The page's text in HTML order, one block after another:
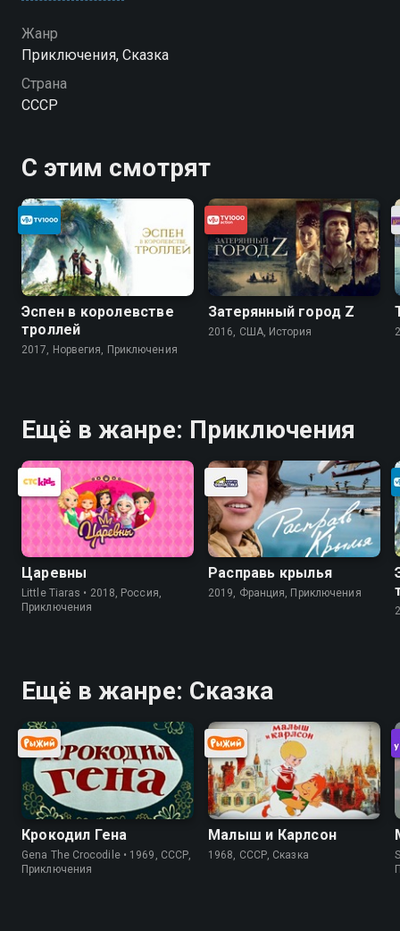
Жанр
Приключения, Сказка
Страна
СССР
С этим смотрят
Эспен в королевстве
троллей
2017, Норвегия, Приключения
Затерянный город Z
2016, США, История
Ещё в жанре: Приключения
Царевны
Little Tiaras • 2018, Россия,
Приключения
Расправь крылья
2019, Франция, Приключения
Ещё в жанре: Сказка
Крокодил Гена
Gena The Crocodile • 1969, СССР,
Приключения
Малыш и Карлсон
1968, СССР, Сказка